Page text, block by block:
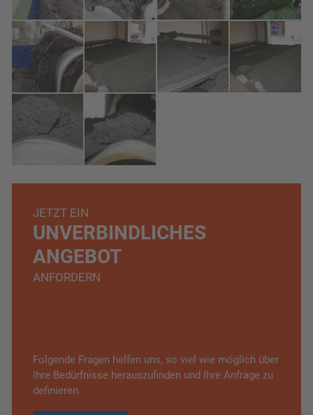
JETZT EIN
UNVERBINDLICHES
ANGEBOT
ANFORDERN
Folgende Fragen helfen uns, so viel wie möglich über
Ihre Bedürfnisse herauszufinden und Ihre Anfrage zu
definieren.